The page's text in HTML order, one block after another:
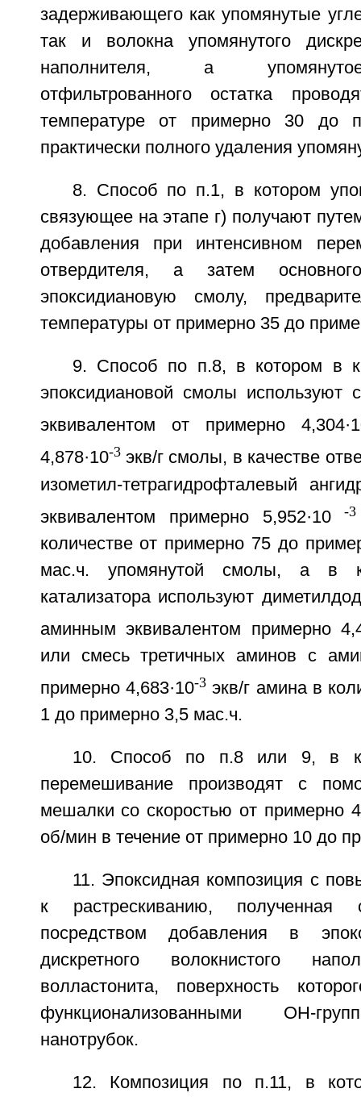
задерживающего как упомянутые
так и волокна упомянутого
наполнителя, а
отфильтрованного остатка
температуре от примерно 30 до
практически полного удаления
8. Способ по п.1, в котором
связующее на этапе г) получают
добавления при интенсивном
отвердителя, а затем
эпоксидиановую смолу,
температуры от примерно 35 до
9. Способ по п.8, в котором в
эпоксидиановой смолы используют
эквивалентом от примерно
4,878·10-3экв/г смолы, в качестве
изометил-тетрагидрофталевый
эквивалентом примерно 5,952·10-3
количестве от примерно 75 до
мас.ч. упомянутой смолы, а в
катализатора используют
аминным эквивалентом примерно
или смесь третичных аминов с
примерно 4,683·10-3экв/г амина в
1 до примерно 3,5 мас.ч.
10. Способ по п.8 или 9, в
перемешивание производят с
мешалки со скоростью от примерно
об/мин в течение от примерно 10 до
11. Эпоксидная композиция с
к растрескиванию,
посредством добавления в
дискретного волокнистого
волластонита, поверхность
функционализованными ОН-
нанотрубок.
12. Композиция по п.11, в